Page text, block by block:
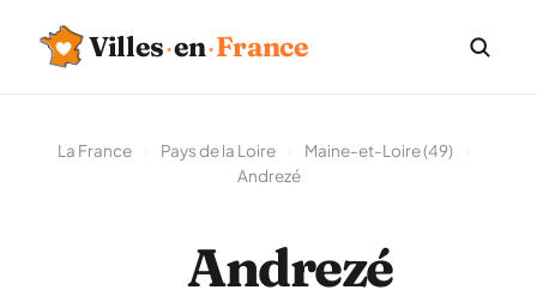
Villes·en·France
La France Pays de la Loire Maine-et-Loire (49)
Andrezé
Andrezé